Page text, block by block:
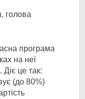
голова
програма
на неї
це так:
(до 80%)